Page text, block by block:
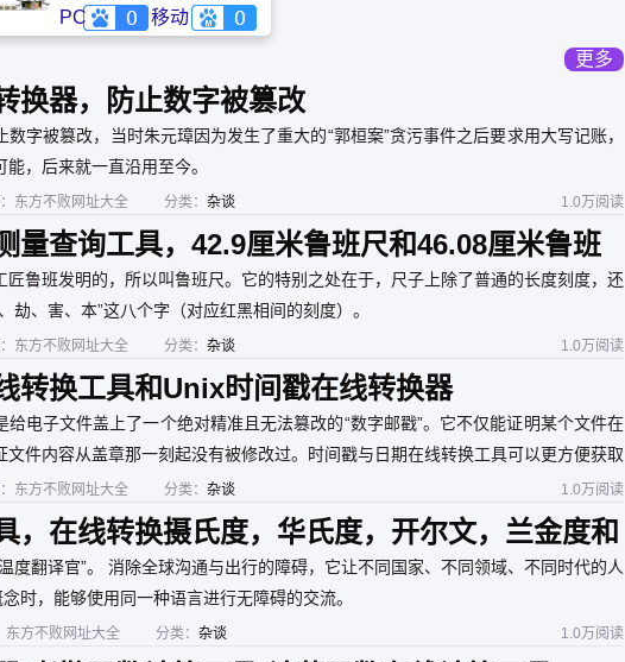
站。彩字秀是一个非常易用的
工具性网站，提供在线制作各
表情、自定义QQ表情大全、搞
笑网络证件、QQ搞笑图片、输
入文字生成非常好玩的闪图和
动态图片。
PC 移动
更多
换器，防止数字被篡改
字被篡改，当时朱元璋因为发生了重大的“郭桓案”贪污事件之后要求用大写记账，
，后来就一直沿用至今。
东方不败网址大全 分类： 杂谈 1.0万阅读
量查询工具，42.9厘米鲁班尺和46.08厘米鲁班
鲁班发明的，所以叫鲁班尺。它的特别之处在于，尺子上除了普通的长度刻度，还
劫、害、本”这八个字（对应红黑相间的刻度）。
东方不败网址大全 分类： 杂谈 1.0万阅读
转换工具和Unix时间戳在线转换器
给电子文件盖上了一个绝对精准且无法篡改的“数字邮戳”。它不仅能证明某个文件在
件内容从盖章那一刻起没有被修改过。时间戳与日期在线转换工具可以更方便获取
小钱、省时间，给重要的电子文件买了一份“防篡改、可维权”的终身保险。无论是保
，还是确保企业电子合同的安全，它都是一个极其高效且权威的工具。
东方不败网址大全 分类： 杂谈 1.0万阅读
，在线转换摄氏度，华氏度，开尔文，兰金度和
温度单位
度翻译官”。 消除全球沟通与出行的障碍，它让不同国家、不同领域、不同时代的人
时，能够使用同一种语言进行无障碍的交流。
东方不败网址大全 分类： 杂谈 1.0万阅读